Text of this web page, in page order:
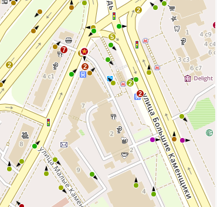
2
7
2
2
5
2
2
2